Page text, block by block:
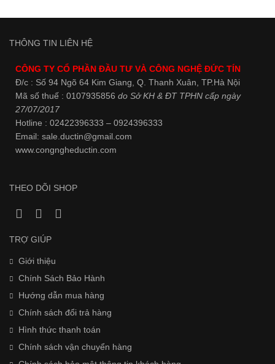
THÔNG TIN LIÊN HỆ
CÔNG TY CỔ PHẦN ĐẦU TƯ VÀ CÔNG NGHỆ ĐỨC TÍN
Đ/c : Số 94 Ngõ 64 Kim Giang, Q. Thanh Xuân, TP.Hà Nội
Mã số thuế : 0107935856 do Sở KH & ĐT TPHN cấp ngày
27/07/2017
Hotline : 02422396333 – 0924396333
Email: sale.ductin@gmail.com
www.congngheductin.com
THEO DÕI SHOP
TRỢ GIÚP
Giới thiệu
Chính Sách Bảo Hành
Hướng dẫn mua hàng
Chính sách đổi trả hàng
Hình thức thanh toán
Chính sách vận chuyển hàng